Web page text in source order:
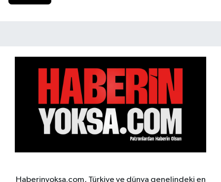
Haberinyoksa.com, Türkiye ve dünya genelindeki en